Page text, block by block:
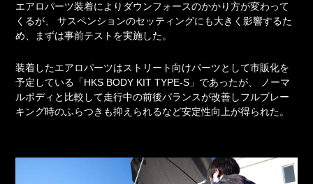
エアロパーツ装着によりダウンフォースのかかり方が変わって
くるが、
サスペンションのセッティングにも大きく影響するた
め、まずは事前テストを実施した。
装着したエアロパーツはストリート向けパーツとして市販化を
予定している「HKS BODY KIT TYPE-S」であったが、
ノーマ
ルボディと比較して走行中の前後バランスが改善しフルブレー
キング時のふらつきも抑えられるなど安定性向上が得られた。